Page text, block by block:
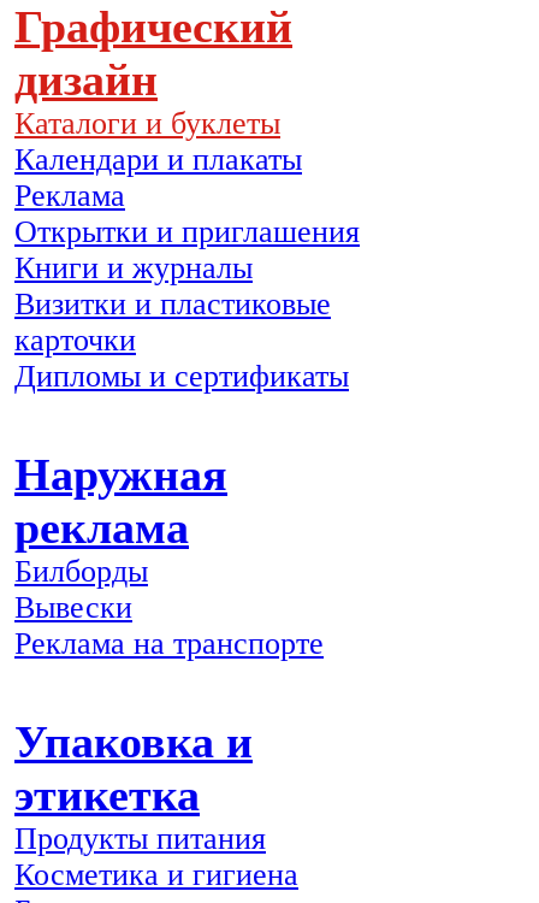
Графический
дизайн
Каталоги и буклеты
Календари и плакаты
Реклама
Открытки и приглашения
Книги и журналы
Визитки и пластиковые
карточки
Дипломы и сертификаты
Наружная
реклама
Билборды
Вывески
Реклама на транспорте
Упаковка и
этикетка
Продукты питания
Косметика и гигиена